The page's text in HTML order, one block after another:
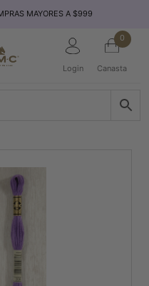
MAYORES A $999
Login
0
Canasta